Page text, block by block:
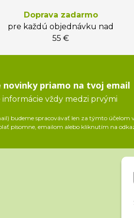
Doprava zadarmo
pre každú objednávku nad
55 €
novinky priamo na tvoj email
informácie vždy medzi prvými
budeme spracovávať len za týmto
písomne, emailom alebo kliknutím na